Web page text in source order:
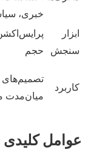
خبری،
ابزار
سنجش
حجم
کاربرد
تصمیم‌های
میان‌مدت
عوامل